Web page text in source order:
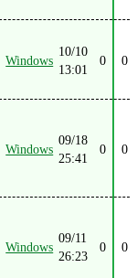
Windows
10/10
13:01
0 0
Windows
09/18
25:41
0 0
Windows
09/11
26:23
0 0